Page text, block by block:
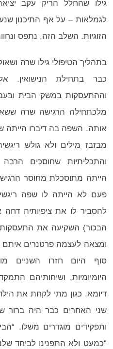
גילו שהחלל הריק עקב
לגמלאות – על אף התיכנון
הזוגיות. השלב הזה, נתפס
בתהליך הטיפולי גילו שרה
כבר בתחילת הנישואין.
וההתעסקות במשק הבית
מלכתחילה הרגישה שרה
אותה. השפה בה דיברו הייתה
מבזבז מילים ולא גולש
והתכליתיות שחוסכים
הייתה מתוסכלת מחוסר
פעם לא הייתה לו שפה
להסביר לו את ציפיותיה
הבכור) השקיעה את
ומצאה לעצמה פרטנרים איתם
סוף היום חזרו השניים
היומיומיות, ושיחותיהם
דיומא, כגון מתי לקחת את
שני האחרים כבר היה
ותפקידים מוגדרים משלו.
“כמעט ולא התפנינו לביחד